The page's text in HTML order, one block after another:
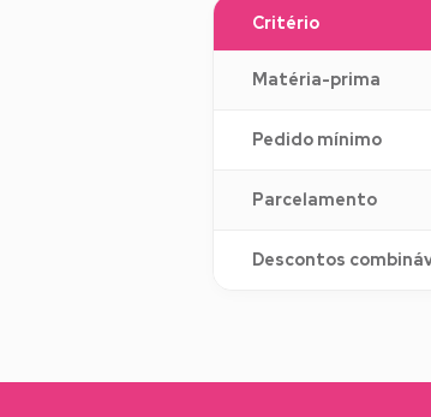
Critério
Matéria-prima
Pedido mínimo
Parcelamento
Descontos